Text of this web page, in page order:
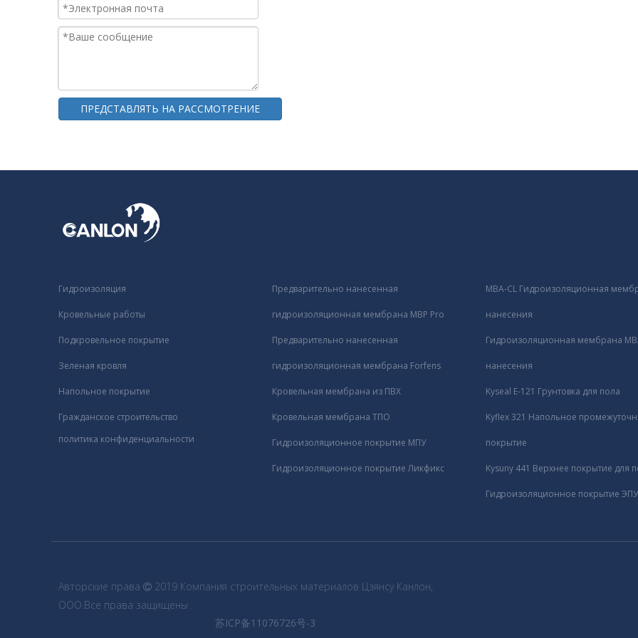
ПРЕДСТАВЛЯТЬ НА РАССМОТРЕНИЕ
Гидроизоляция
Кровельные работы
Подкровельное покрытие
Зеленая кровля
Напольное покрытие
Гражданское строительство
политика конфиденциальности
Предварительно нанесенная
гидроизоляционная мембрана MBP Pro
Предварительно нанесенная
гидроизоляционная мембрана Forfens
Кровельная мембрана из ПВХ
Кровельная мембрана ТПО
Гидроизоляционное покрытие МПУ
Гидроизоляционное покрытие Ликфикс
MBA-CL Гидроизоляционная
нанесения
Гидроизоляционная мембрана
нанесения
Kyseal E-121 Грунтовка для пола
Kyflex 321 Напольное
покрытие
Kysuny 441 Верхнее покрытие для
Гидроизоляционное покрытие ЭПУ
Авторские права  2019 Компания строительных материалов Цзянсу Канлон,
ООО.Все права защищены .
苏ICP备11076726号-3